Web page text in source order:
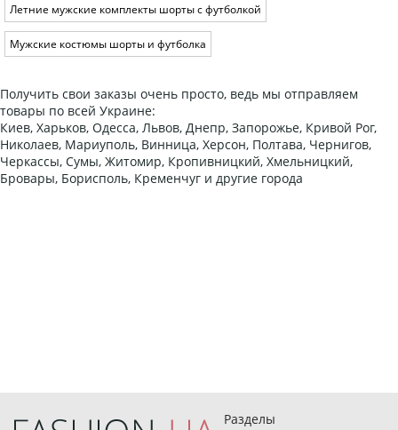
Летние мужские комплекты шорты с футболкой
Мужские костюмы шорты и футболка
Получить свои заказы очень просто, ведь мы отправляем
товары по всей Украине:
Киев, Харьков, Одесса, Львов, Днепр, Запорожье, Кривой Рог,
Николаев, Мариуполь, Винница, Херсон, Полтава, Чернигов,
Черкассы, Сумы, Житомир, Кропивницкий, Хмельницкий,
Бровары, Борисполь, Кременчуг и другие города
Разделы